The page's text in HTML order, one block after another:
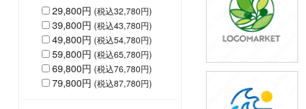
29,800円 (税込32,780円)
39,800円 (税込43,780円)
49,800円 (税込54,780円)
59,800円 (税込65,780円)
69,800円 (税込76,780円)
79,800円 (税込87,780円)
49,800円
(税込54,780円)